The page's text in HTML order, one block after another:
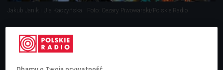
Jakub Janik i Ula Kaczyńska Foto: Cezary Piwowarski/Polskie Radio
Expo 2000.